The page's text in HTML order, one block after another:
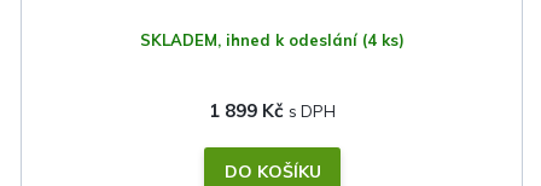
SKLADEM, ihned k odeslání (4 ks)
1 899 Kč
DO KOŠÍKU